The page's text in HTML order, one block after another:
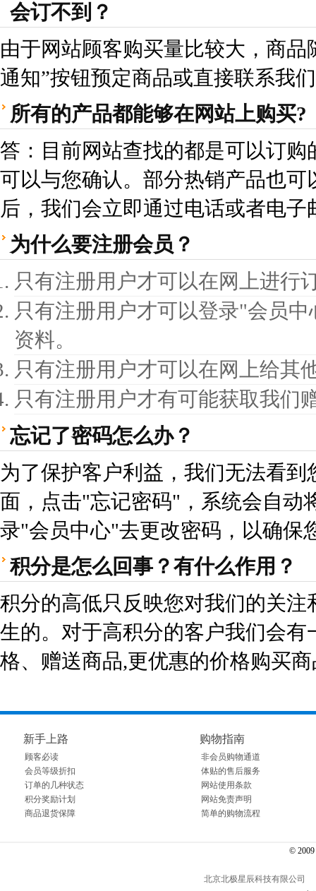
会订不到？
由于网站顾客购买量比较大，商
通知”按钮预定商品或直接联系我
所有的产品都能够在网站上购买?
答：目前网站查找的都是可以订
可以与您确认。部分热销产品也
后，我们会立即通过电话或者电
为什么要注册会员？
只有注册用户才可以在网上进行
只有注册用户才可以登录"会员
资料。
只有注册用户才可以在网上给其
只有注册用户才有可能获取我们
忘记了密码怎么办？
为了保护客户利益，我们无法看
面，点击"忘记密码"，系统会自动
录"会员中心"去更改密码，以确保
积分是怎么回事？有什么作用？
积分的高低只反映您对我们的关
生的。对于高积分的客户我们会
格、赠送商品,更优惠的价格购买
新手上路
顾客必读
会员等级折扣
订单的几种状态
积分奖励计划
商品退货保障
购物指南
非会员购物通道
体贴的售后服务
网站使用条款
网站免责声明
简单的购物流程
© 2009
北京北极星辰科技有限公司